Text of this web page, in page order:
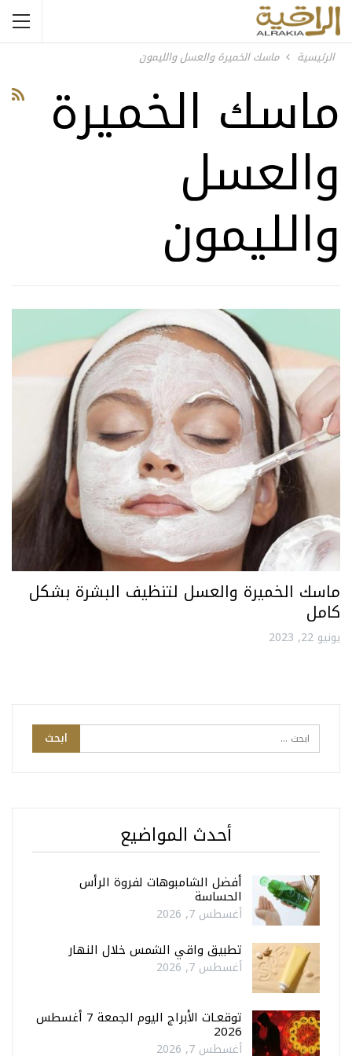
الرئيسية ماسك الخميرة والعسل والليمون
ماسك الخميرة
والعسل
والليمون
ماسك الخميرة والعسل لتنظيف البشرة بشكل
كامل
يونيو 22, 2023
أحدث المواضيع
أفضل الشامبوهات لفروة الرأس
الحساسة
أغسطس 7, 2026
تطبيق واقي الشمس خلال النهار
أغسطس 7, 2026
توقعـات الأبراج اليوم الجمعة 7 أغسطس
2026
أغسطس 7, 2026